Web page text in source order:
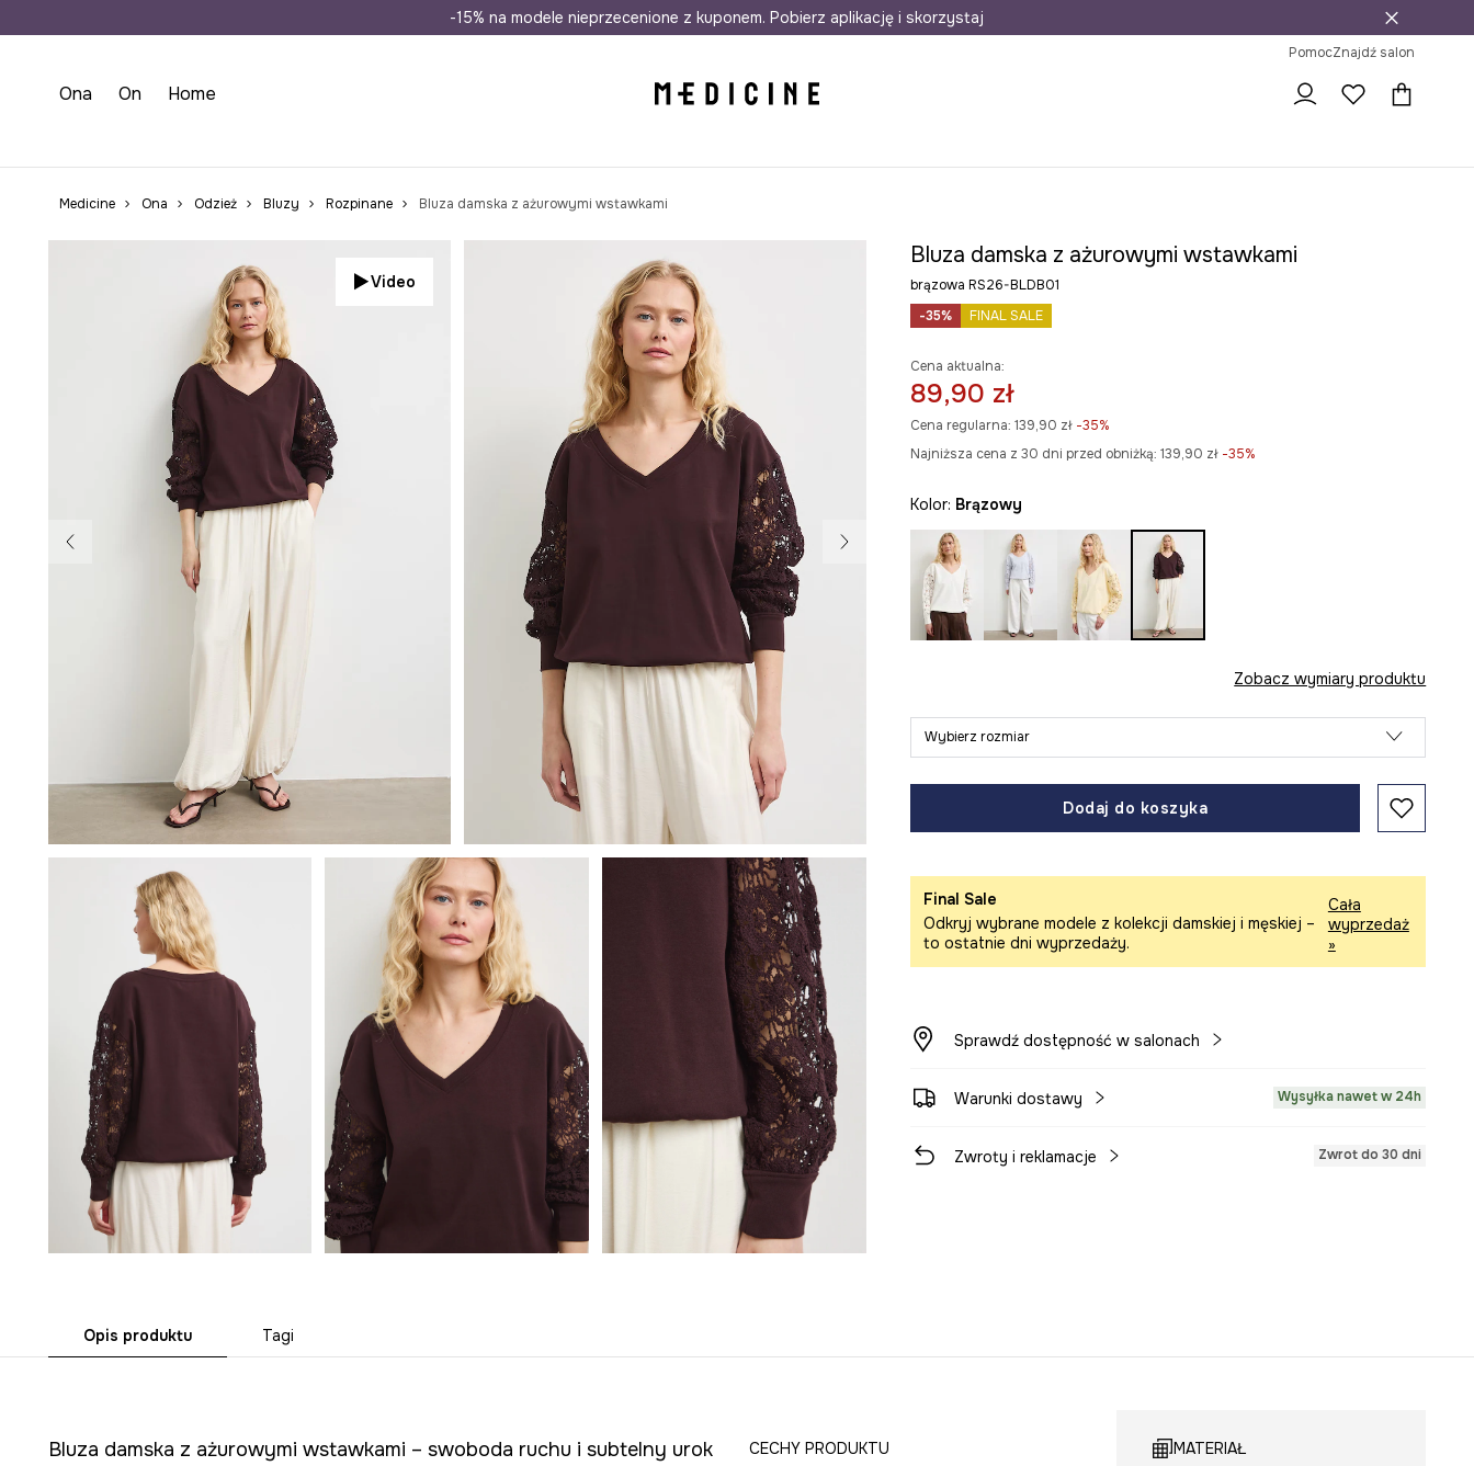
Wysyłka nawet w 24h Darmowa dostawa do salonów 30 dni na zwrot
-15% na modele nieprzecenione z kuponem. Pobierz aplikację i skorzystaj
PomocZnajdź salon
Ona On Home
Medicine Ona Odzież Bluzy Rozpinane Bluza damska z ażurowymi wstawkami
Video
Bluza damska z ażurowymi wstawkami
brązowa RS26-BLDB01
-35%
FINAL SALE
Cena aktualna:
89,90 zł
Cena regularna: 139,90 zł-35%
Najniższa cena z 30 dni przed obniżką: 139,90 zł -35%
Kolor: brązowy
Zobacz wymiary produktu
Wybierz rozmiar
Dodaj do koszyka
Final Sale
Odkryj wybrane modele z kolekcji damskiej i męskiej –
to ostatnie dni wyprzedaży.
Cała
wyprzedaż
»
Sprawdź dostępność w salonach
Warunki dostawy Wysyłka nawet w 24h
Zwroty i reklamacje Zwrot do 30 dni
Opis produktu Tagi
Bluza damska z ażurowymi wstawkami – swoboda ruchu i subtelny urok CECHY PRODUKTU MATERIAŁ